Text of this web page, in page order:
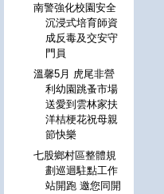
南警強化校園安全
沉浸式培育師資
成反毒及交安守
門員
溫馨5月 虎尾非營
利幼園跳蚤市場
送愛到雲林家扶
洋桔梗花祝母親
節快樂
七股鄉村區整體規
劃巡迴駐點工作
站開跑 邀您同開